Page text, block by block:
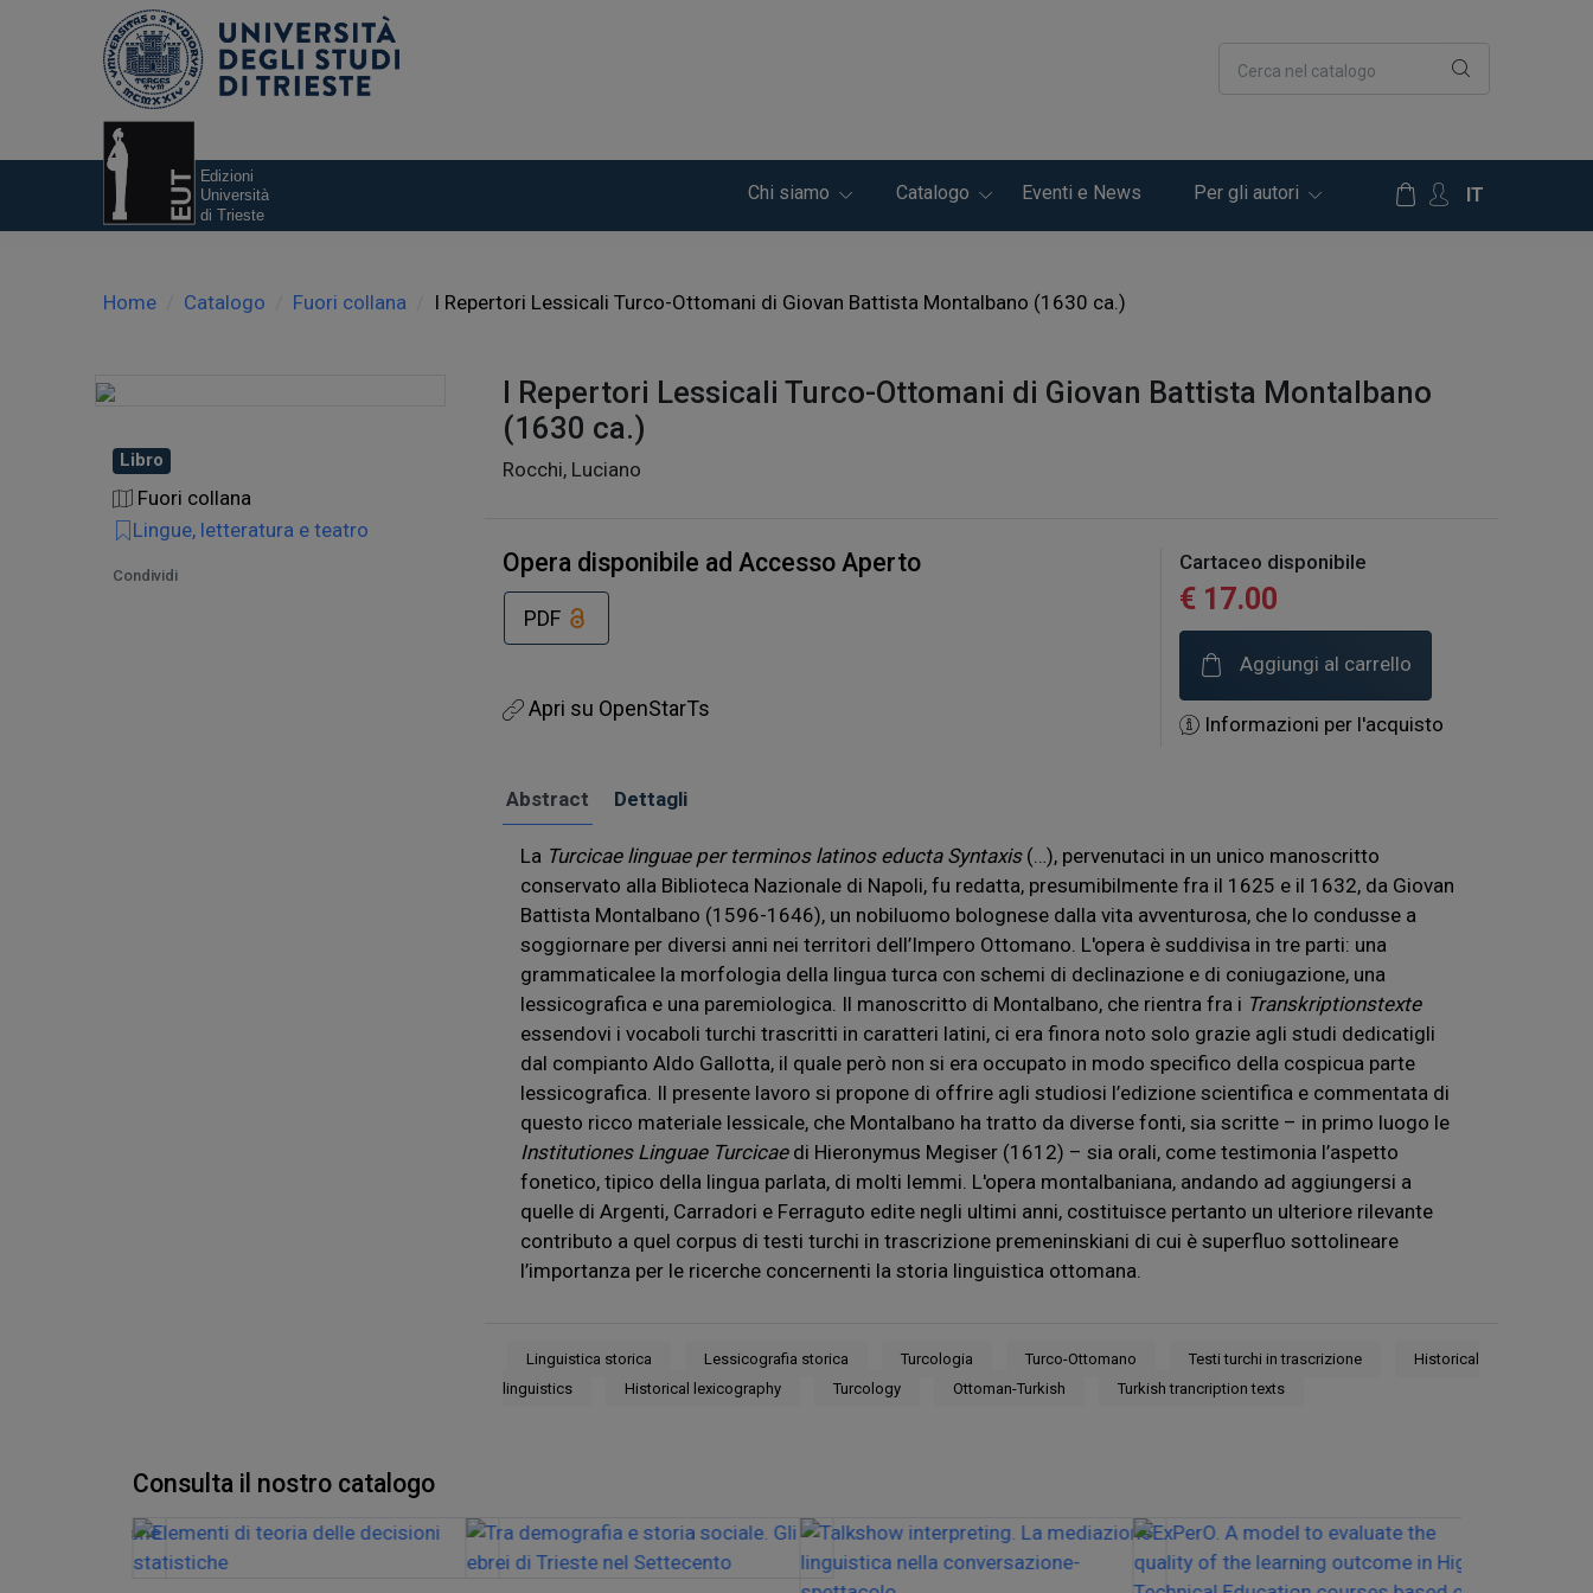
Cerca nel catalogo
Chi siamo Catalogo Eventi e News Per gli autori IT
Home Catalogo Fuori collana I Repertori Lessicali Turco-Ottomani di Giovan Battista Montalbano (1630 ca.)
Libro
Fuori collana
Lingue, letteratura e teatro
Condividi
I Repertori Lessicali Turco-Ottomani di Giovan Battista Montalbano
(1630 ca.)
Rocchi, Luciano
Opera disponibile ad Accesso Aperto
PDF
Apri su OpenStarTs
Cartaceo disponibile
€ 17.00
Aggiungi al carrello
Informazioni per l'acquisto
Abstract Dettagli
La Turcicae linguae per terminos latinos educta Syntaxis(…), pervenutaci in un unico manoscritto
conservato alla Biblioteca Nazionale di Napoli, fu redatta, presumibilmente fra il 1625 e il 1632, da Giovan
Battista Montalbano (1596-1646), un nobiluomo bolognese dalla vita avventurosa, che lo condusse a
soggiornare per diversi anni nei territori dell’Impero Ottomano. L'opera è suddivisa in tre parti: una
grammaticalee la morfologia della lingua turca con schemi di declinazione e di coniugazione, una
lessicografica e una paremiologica. Il manoscritto di Montalbano, che rientra fra i Transkriptionstexte
essendovi i vocaboli turchi trascritti in caratteri latini, ci era finora noto solo grazie agli studi dedicatigli
dal compianto Aldo Gallotta, il quale però non si era occupato in modo specifico della cospicua parte
lessicografica. Il presente lavoro si propone di offrire agli studiosi l’edizione scientifica e commentata di
questo ricco materiale lessicale, che Montalbano ha tratto da diverse fonti, sia scritte – in primo luogo le
Institutiones Linguae Turcicaedi Hieronymus Megiser (1612) – sia orali, come testimonia l’aspetto
fonetico, tipico della lingua parlata, di molti lemmi. L'opera montalbaniana, andando ad aggiungersi a
quelle di Argenti, Carradori e Ferraguto edite negli ultimi anni, costituisce pertanto un ulteriore rilevante
contributo a quel corpus di testi turchi in trascrizione premeninskiani di cui è superfluo sottolineare
l’importanza per le ricerche concernenti la storia linguistica ottomana.
Linguistica storica Lessicografia storica Turcologia Turco-Ottomano Testi turchi in trascrizione
Historical
linguistics
Historical lexicography Turcology Ottoman-Turkish Turkish trancription texts
Consulta il nostro catalogo